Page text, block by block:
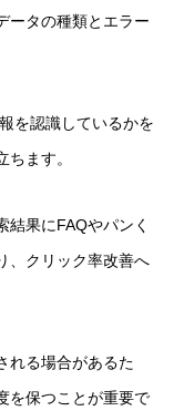
ータの種類とエラー
を認識しているかを
ます。
結果にFAQやパンく
、クリック率改善へ
れる場合があるた
を保つことが重要で